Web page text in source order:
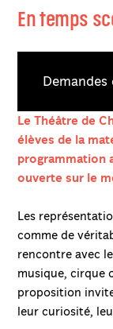
En temps
Le Théâtre de
élèves de la
programmation
ouverte sur le
Les
comme de
rencontre avec
musique, cirque
proposition
leur curiosité,